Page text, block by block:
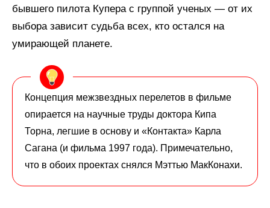
бывшего пилота Купера с группой ученых — от их
выбора зависит судьба всех, кто остался на
умирающей планете.
Концепция межзвездных перелетов в фильме
опирается на научные труды доктора Кипа
Торна, легшие в основу и «Контакта» Карла
Сагана (и фильма 1997 года). Примечательно,
что в обоих проектах снялся Мэттью МакКонахи.